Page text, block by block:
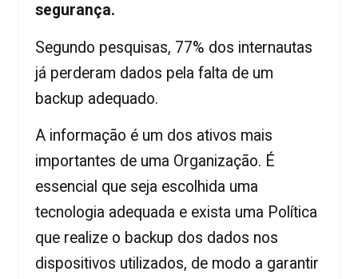
segurança.
Segundo pesquisas, 77% dos internautas
já perderam dados pela falta de um
backup adequado.
A informação é um dos ativos mais
importantes de uma Organização. É
essencial que seja escolhida uma
tecnologia adequada e exista uma Política
que realize o backup dos dados nos
dispositivos utilizados, de modo a garantir